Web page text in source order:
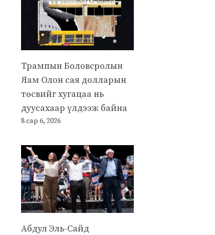
Трампын Боловсролын
Яам Олон сая долларын
төсвийг хугацаа нь
дуусахаар үлдээж байна
8 сар 6, 2026
Абдул Эль-Сайд